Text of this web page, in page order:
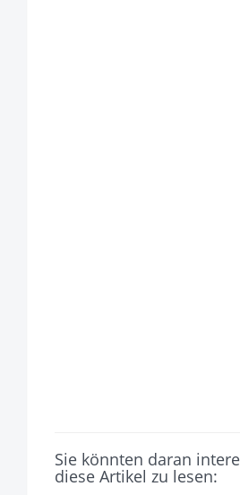
Sie könnten daran
diese Artikel zu lesen: